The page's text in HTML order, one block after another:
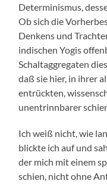
Determinismus,
Ob sich die
Denkens und
indischen Yogis
Schaltaggregaten
daß sie hier, in ihrer
entrückten,
unentrinnbarer
Ich weiß nicht, wie
blickte ich auf und
der mich mit einem
schien, nicht ohne